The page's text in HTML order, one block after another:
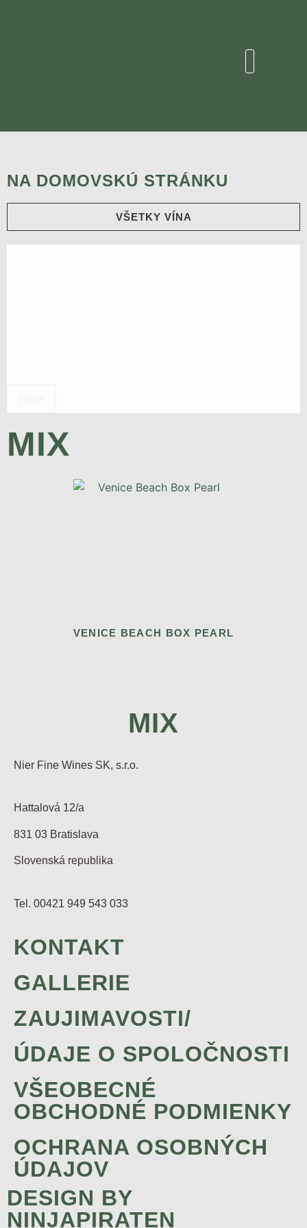
NA DOMOVSKÚ STRÁNKU
VŠETKY VÍNA
MIX
VENICE BEACH BOX PEARL
MIX
Nier Fine Wines SK, s.r.o.
Hattalová 12/a
831 03 Bratislava
Slovenská republika
Tel. 00421 949 543 033
KONTAKT
GALLERIE
ZAUJIMAVOSTI/
ÚDAJE O SPOLOČNOSTI
VŠEOBECNÉ
OBCHODNÉ PODMIENKY
OCHRANA OSOBNÝCH
ÚDAJOV
DESIGN BY
NINJAPIRATEN